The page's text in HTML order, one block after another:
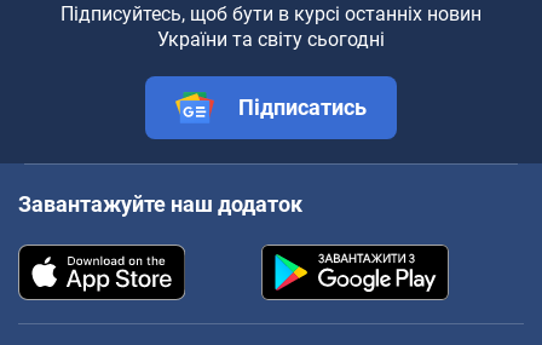
Підписуйтесь, щоб бути в курсі останніх новин
України та світу сьогодні
Підписатись
Завантажуйте наш додаток